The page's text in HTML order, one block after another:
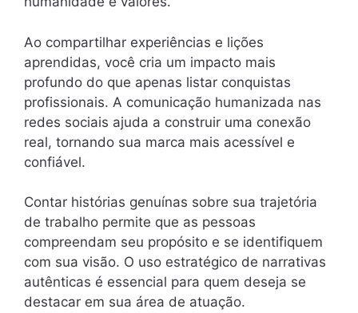
Ao compartilhar experiências e lições
aprendidas, você cria um impacto mais
profundo do que apenas listar conquistas
profissionais. A comunicação humanizada nas
redes sociais ajuda a construir uma conexão
real, tornando sua marca mais acessível e
confiável.
Contar histórias genuínas sobre sua trajetória
de trabalho permite que as pessoas
compreendam seu propósito e se identifiquem
com sua visão. O uso estratégico de narrativas
autênticas é essencial para quem deseja se
destacar em sua área de atuação.